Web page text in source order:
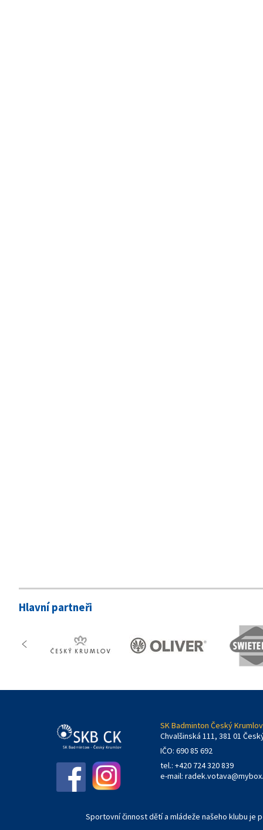
Hlavní partneři
SK Badminton Český
Chvalšinská 111, 381 01
IČO: 690 85 692
tel.: +420 724 320 839
e-mail:
Sportovní činnost dětí a mládeže našeho klubu je